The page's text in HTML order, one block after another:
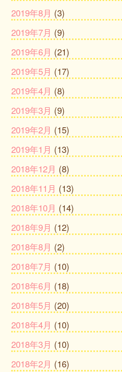
2019年8月 (3)
2019年7月 (9)
2019年6月 (21)
2019年5月 (17)
2019年4月 (8)
2019年3月 (9)
2019年2月 (15)
2019年1月 (13)
2018年12月 (8)
2018年11月 (13)
2018年10月 (14)
2018年9月 (12)
2018年8月 (2)
2018年7月 (10)
2018年6月 (18)
2018年5月 (20)
2018年4月 (10)
2018年3月 (10)
2018年2月 (16)